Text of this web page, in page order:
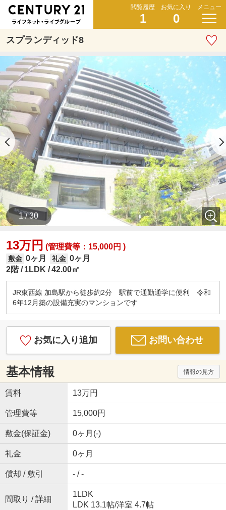
閲覧履歴
1
お気に入り
0
メニュー
スプランディッド8
1 / 30
13万円 (管理費等：15,000円 )
敷金 0ヶ月 礼金 0ヶ月
2階
1LDK 42.00㎡
JR東西線 加島駅から徒歩約2分 駅前で通勤通学に便利 令和
6年12月築の設備充実のマンションです
お気に入り追加 お問い合わせ
基本情報 情報の見方
賃料 13万円
管理費等 15,000円
敷金(保証金) 0ヶ月(-)
礼金 0ヶ月
償却 / 敷引 - / -
間取り / 詳細
1LDK
LDK 13.1帖/洋室 4.7帖